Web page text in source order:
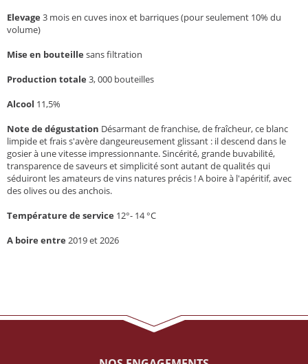
Elevage 3 mois en cuves inox et barriques (pour seulement 10% du
volume)
Mise en bouteille sans filtration
Production totale 3, 000 bouteilles
Alcool 11,5%
Note de dégustation Désarmant de franchise, de fraîcheur, ce blanc
limpide et frais s'avère dangeureusement glissant : il descend dans le
gosier à une vitesse impressionnante. Sincérité, grande buvabilité,
transparence de saveurs et simplicité sont autant de qualités qui
séduiront les amateurs de vins natures précis ! A boire à l'apéritif, avec
des olives ou des anchois.
Température de service 12°- 14 °C
A boire entre 2019 et 2026